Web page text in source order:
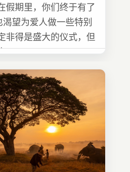
假期里，你们终于有了
望为爱人做一些特别
非得是盛大的仪式，但
:)